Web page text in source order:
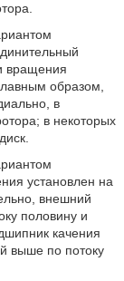
вращения
образом,
в
в некоторых
установлен на
внешний
половину и
качения
выше по потоку